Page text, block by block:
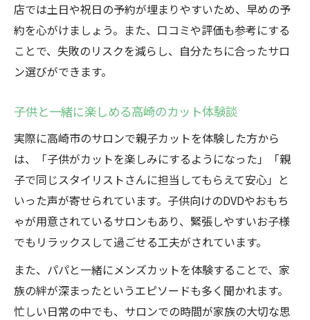
店では土日や祝日の予約が埋まりやすいため、早めの予
約を心がけましょう。また、口コミや評価も参考にする
ことで、失敗のリスクを減らし、自分たちに合ったサロ
ン選びができます。
子供と一緒に楽しめる高崎のカット体験談
実際に高崎市のサロンで親子カットを体験した方から
は、「子供がカットを楽しみにするようになった」「親
子で同じスタイリストさんに担当してもらえて安心」と
いった声が寄せられています。子供向けのDVDやおもち
ゃが用意されているサロンもあり、緊張しやすいお子様
でもリラックスして過ごせる工夫がされています。
また、パパと一緒にメンズカットを体験することで、家
族の絆が深まったというエピソードも多く聞かれます。
忙しい日常の中でも、サロンでの時間が家族の大切な思